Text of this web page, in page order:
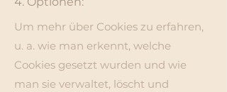
Um mehr über Cookies zu erfahren,
u. a. wie man erkennt, welche
Cookies gesetzt wurden und wie
man sie verwaltet, löscht und